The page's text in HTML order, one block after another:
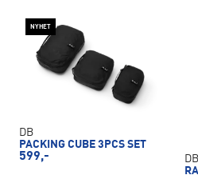
NYHET
DB
PACKING CUBE 3PCS SET
599,-
DB